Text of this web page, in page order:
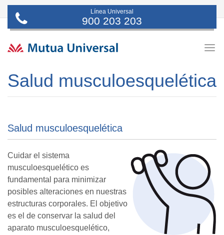
Línea Universal
900 203 203
Salud musculoesquelética
Salud musculoesquelética
Cuidar el sistema
musculoesquelético es
fundamental para minimizar
posibles alteraciones en nuestras
estructuras corporales. El objetivo
es el de conservar la salud del
aparato musculoesquelético,